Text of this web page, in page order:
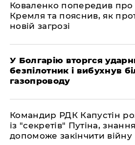
Коваленко попередив
Кремля та пояснив, як
новій загрозі
У Болгарію вторгся
безпілотник і вибухнув
газопроводу
Командир РДК Капустін
із "секретів" Путіна,
допоможе закінчити війну